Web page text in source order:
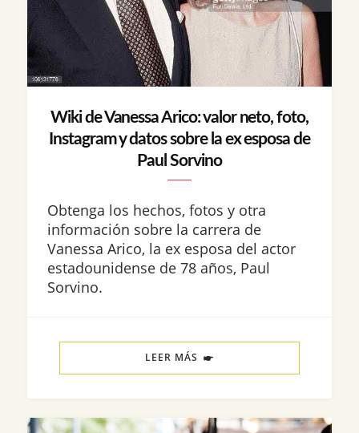
Wiki de Vanessa Arico: valor neto, foto,
Instagram y datos sobre la ex esposa de
Paul Sorvino
Obtenga los hechos, fotos y otra
información sobre la carrera de
Vanessa Arico, la ex esposa del actor
estadounidense de 78 años, Paul
Sorvino.
LEER MÁS